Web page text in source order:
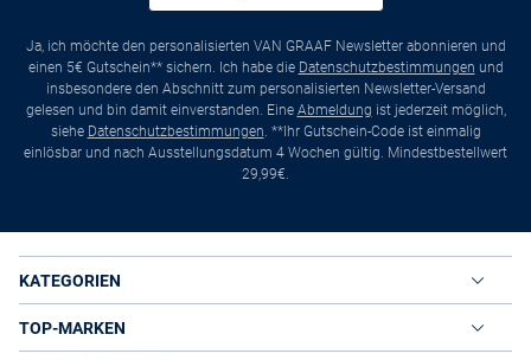
Ja, ich möchte den personalisierten VAN GRAAF Newsletter abonnieren und
einen 5€ Gutschein** sichern. Ich habe die Datenschutzbestimmungen und
insbesondere den Abschnitt zum personalisierten Newsletter-Versand
gelesen und bin damit einverstanden. Eine Abmeldung ist jederzeit möglich,
siehe Datenschutzbestimmungen. **Ihr Gutschein-Code ist einmalig
einlösbar und nach Ausstellungsdatum 4 Wochen gültig. Mindestbestellwert
29,99€.
KATEGORIEN
TOP-MARKEN